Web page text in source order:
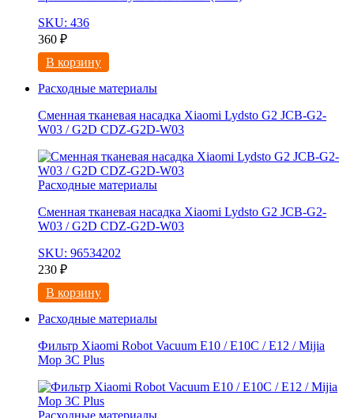
SKU: 436
360 ₽
В корзину
Расходные материалы
Сменная тканевая насадка Xiaomi Lydsto G2 JCB-G2-
W03 / G2D CDZ-G2D-W03
Расходные материалы
Сменная тканевая насадка Xiaomi Lydsto G2 JCB-G2-
W03 / G2D CDZ-G2D-W03
SKU: 96534202
230 ₽
В корзину
Расходные материалы
Фильтр Xiaomi Robot Vacuum E10 / E10C / E12 / Mijia
Mop 3С Рlus